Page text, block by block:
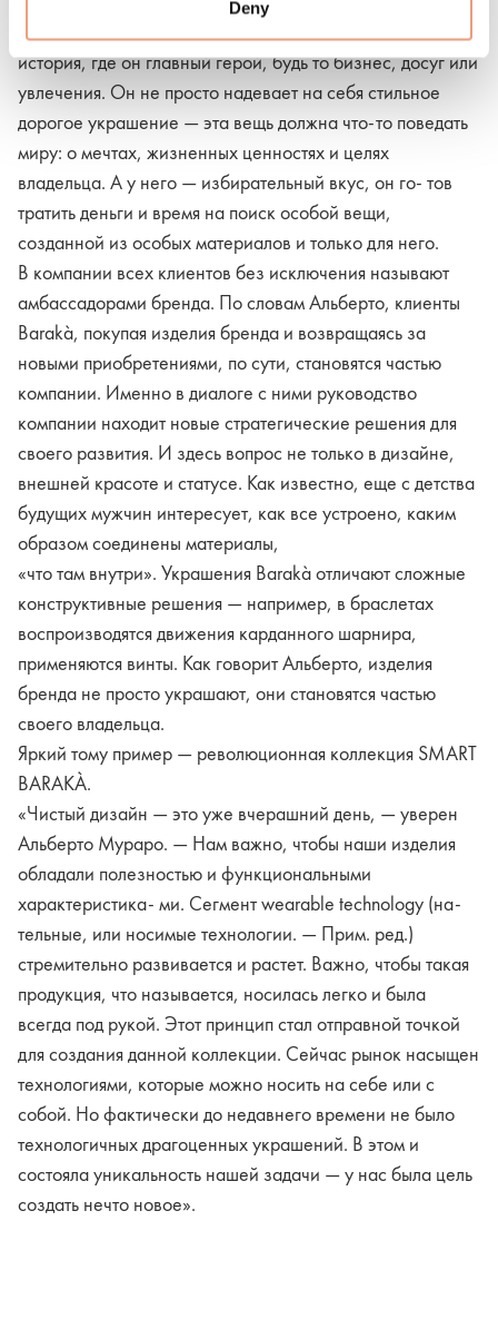
Deny
У мужчины, выбирающего стиль Barakà, есть своя
история, где он главный герой, будь то бизнес, досуг или
увлечения. Он не просто надевает на себя стильное
дорогое украшение — эта вещь должна что-то поведать
миру: о мечтах, жизненных ценностях и целях
владельца. А у него — избирательный вкус, он го- тов
тратить деньги и время на поиск особой вещи,
созданной из особых материалов и только для него.
В компании всех клиентов без исключения называют
амбассадорами бренда. По словам Альберто, клиенты
Barakà, покупая изделия бренда и возвращаясь за
новыми приобретениями, по сути, становятся частью
компании. Именно в диалоге с ними руководство
компании находит новые стратегические решения для
своего развития. И здесь вопрос не только в дизайне,
внешней красоте и статусе. Как известно, еще с детства
будущих мужчин интересует, как все устроено, каким
образом соединены материалы,
«что там внутри». Украшения Barakà отличают сложные
конструктивные решения — например, в браслетах
воспроизводятся движения карданного шарнира,
применяются винты. Как говорит Альберто, изделия
бренда не просто украшают, они становятся частью
своего владельца.
Яркий тому пример — революционная коллекция SMART
BARAKÀ.
«Чистый дизайн — это уже вчерашний день, — уверен
Альберто Мураро. — Нам важно, чтобы наши изделия
обладали полезностью и функциональными
характеристика- ми. Сегмент wearable technology (на-
тельные, или носимые технологии. — Прим. ред.)
стремительно развивается и растет. Важно, чтобы такая
продукция, что называется, носилась легко и была
всегда под рукой. Этот принцип стал отправной точкой
для создания данной коллекции. Сейчас рынок насыщен
технологиями, которые можно носить на себе или с
собой. Но фактически до недавнего времени не было
технологичных драгоценных украшений. В этом и
состояла уникальность нашей задачи — у нас была цель
создать нечто новое».